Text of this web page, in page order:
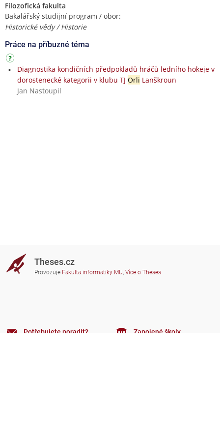
Filozofická fakulta
Bakalářský studijní program / obor:
Historické vědy / Historie
Práce na příbuzné téma
Diagnostika kondičních předpokladů hráčů ledního hokeje v
dorostenecké kategorii v klubu TJ Orli Lanškroun
Jan Nastoupil
Theses.cz
Provozuje Fakulta informatiky MU, Více o Theses
Potřebujete poradit? Zapojené školy